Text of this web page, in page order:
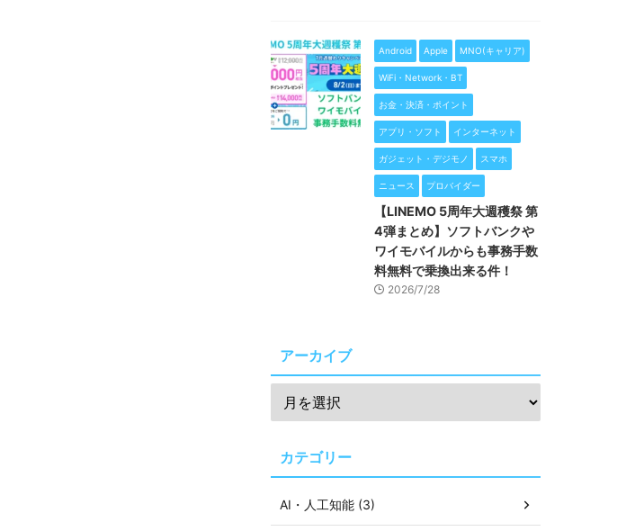
Android Apple MNO(キャリア)
WiFi・Network・BT
お金・決済・ポイント
アプリ・ソフト インターネット
ガジェット・デジモノ スマホ
ニュース プロバイダー
【LINEMO 5周年大週穫祭 第
4弾まとめ】ソフトバンクや
ワイモバイルからも事務手数
料無料で乗換出来る件！
2026/7/28
アーカイブ
カテゴリー
AI・人工知能 (3)